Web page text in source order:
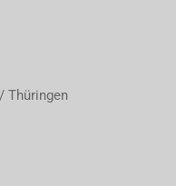
Thüringen